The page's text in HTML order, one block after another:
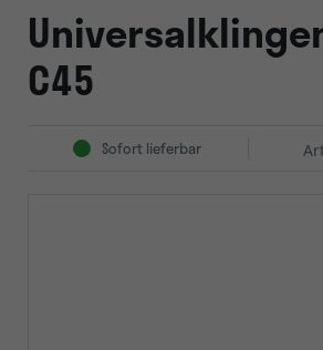
C45
Sofort lieferbar